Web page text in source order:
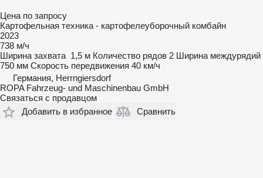
Цена по запросу
Картофельная техника - картофелеуборочный комбайн
2023
738 м/ч
Ширина захвата 1,5 м Количество рядов 2 Ширина междурядий
750 мм Скорость передвижения 40 км/ч
Германия, Herrngiersdorf
ROPA Fahrzeug- und Maschinenbau GmbH
Связаться с продавцом
Добавить в избранное
Сравнить